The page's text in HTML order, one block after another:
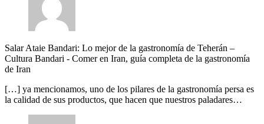
Salar Ataie Bandari: Lo mejor de la gastronomía de Teherán –
Cultura Bandari - Comer en Iran, guía completa de la gastronomía
de Iran
[…] ya mencionamos, uno de los pilares de la gastronomía persa es
la calidad de sus productos, que hacen que nuestros paladares…